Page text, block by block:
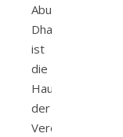
Abu
Dhabi
ist
die
Hauptstadt
der
Vereinigten